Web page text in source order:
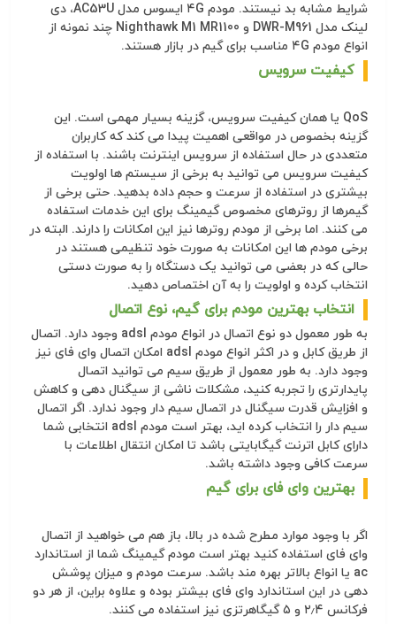
شرایط مشابه بد نیستند. مودم ۴G ایسوس مدل AC53U، دی
لینک مدل DWR-M961 و Nighthawk M1 MR1100 چند نمونه از
انواع مودم ۴G مناسب برای گیم در بازار هستند.
کیفیت سرویس
QoS یا همان کیفیت سرویس، گزینه بسیار مهمی است. این
گزینه بخصوص در مواقعی اهمیت پیدا می کند که کاربران
متعددی در حال استفاده از سرویس اینترنت باشند. با استفاده از
کیفیت سرویس می توانید به برخی از سیستم ها اولویت
بیشتری در استفاده از سرعت و حجم داده بدهید. حتی برخی از
گیمرها از روترهای مخصوص گیمینگ برای این خدمات استفاده
می کنند. اما برخی از مودم روترها نیز این امکانات را دارند. البته در
برخی مودم ها این امکانات به صورت خود تنظیمی هستند در
حالی که در بعضی می توانید یک دستگاه را به صورت دستی
انتخاب کرده و اولویت را به آن اختصاص دهید.
انتخاب بهترین مودم برای گیم، نوع اتصال
به طور معمول دو نوع اتصال در انواع مودم adsl وجود دارد. اتصال
از طریق کابل و در اکثر انواع مودم adsl امکان اتصال وای فای نیز
وجود دارد. به طور معمول از طریق سیم می توانید اتصال
پایدارتری را تجربه کنید، مشکلات ناشی از سیگنال دهی و کاهش
و افزایش قدرت سیگنال در اتصال سیم دار وجود ندارد. اگر اتصال
سیم دار را انتخاب کرده اید، بهتر است مودم adsl انتخابی شما
دارای کابل اترنت گیگابایتی باشد تا امکان انتقال اطلاعات با
سرعت کافی وجود داشته باشد.
بهترین وای فای برای گیم
اگر با وجود موارد مطرح شده در بالا، باز هم می خواهید از اتصال
وای فای استفاده کنید بهتر است مودم گیمینگ شما از استاندارد
ac یا انواع بالاتر بهره مند باشد. سرعت مودم و میزان پوشش
دهی در این استاندارد وای فای بیشتر بوده و علاوه براین، از هر دو
فرکانس ۲٫۴ و ۵ گیگاهرتزی نیز استفاده می کنند.